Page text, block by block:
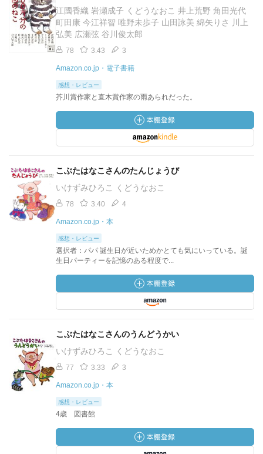
江國香織 岩瀬成子 くどうなおこ 井上荒野 角田光代
町田康 今江祥智 唯野未歩子 山田詠美 綿矢りさ 川上
弘美 広瀬弦 谷川俊太郎
78 3.43 3
Amazon.co.jp・電子書籍
感想・レビュー
芥川賞作家と直木賞作家の雨あられだった。
こぶたはなこさんのたんじょうび
いけずみひろこ くどうなおこ
78 3.40 4
Amazon.co.jp・本
感想・レビュー
選択者：パパ 誕生日が近いためかとても気にいっている。誕
生日パーティーを記憶のある程度で...
こぶたはなこさんのうんどうかい
いけずみひろこ くどうなおこ
77 3.33 3
Amazon.co.jp・本
感想・レビュー
4歳 図書館